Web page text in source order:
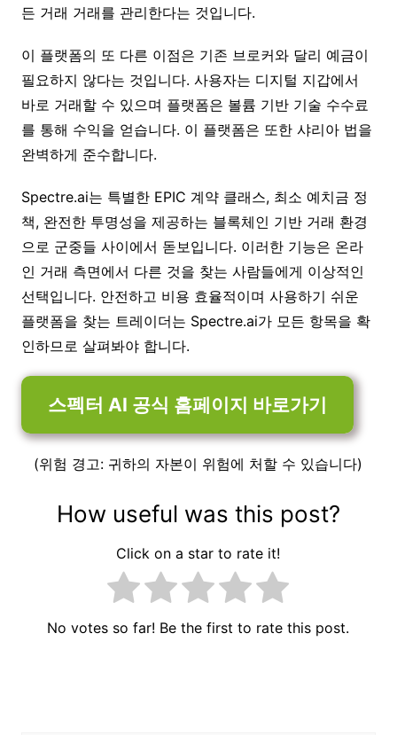
든 거래 거래를 관리한다는 것입니다.
이 플랫폼의 또 다른 이점은 기존 브로커와 달리 예금이
필요하지 않다는 것입니다. 사용자는 디지털 지갑에서
바로 거래할 수 있으며 플랫폼은 볼륨 기반 기술 수수료
를 통해 수익을 얻습니다. 이 플랫폼은 또한 샤리아 법을
완벽하게 준수합니다.
Spectre.ai는 특별한 EPIC 계약 클래스, 최소 예치금 정
책, 완전한 투명성을 제공하는 블록체인 기반 거래 환경
으로 군중들 사이에서 돋보입니다. 이러한 기능은 온라
인 거래 측면에서 다른 것을 찾는 사람들에게 이상적인
선택입니다. 안전하고 비용 효율적이며 사용하기 쉬운
플랫폼을 찾는 트레이더는 Spectre.ai가 모든 항목을 확
인하므로 살펴봐야 합니다.
스펙터 AI 공식 홈페이지 바로가기
(위험 경고: 귀하의 자본이 위험에 처할 수 있습니다)
How useful was this post?
Click on a star to rate it!
No votes so far! Be the first to rate this post.